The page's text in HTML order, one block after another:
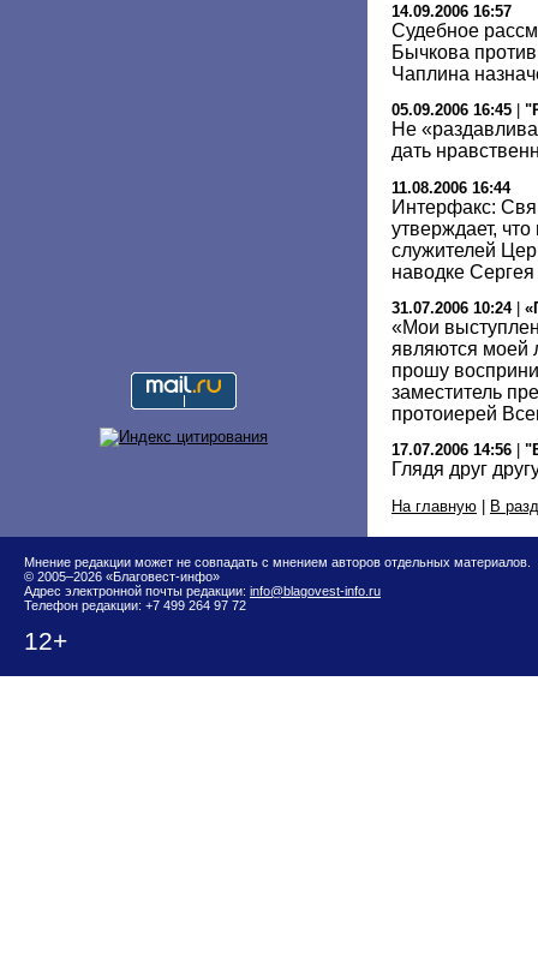
14.09.2006 16:57
Судебное
Бычкова
Чаплина
05.09.2006 16:45
Не
дать
11.08.2006 16:44
Интерфакс:
утверждает,
служителей
наводке
31.07.2006 10:24|
«Мои
являются моей
прошу
заместитель
протоиерей
17.07.2006 14:56
Глядя друг
На главную | В
Мнение редакции может не совпадать с мнением авторов отдельных материалов.
© 2005–2026 «Благовест-инфо»
Адрес электронной почты редакции: info@blagovest-info.ru
Телефон редакции: +7 499 264 97 72
12+